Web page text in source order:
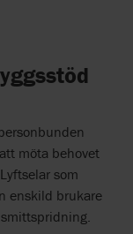
möta behovet
som
enskild brukare